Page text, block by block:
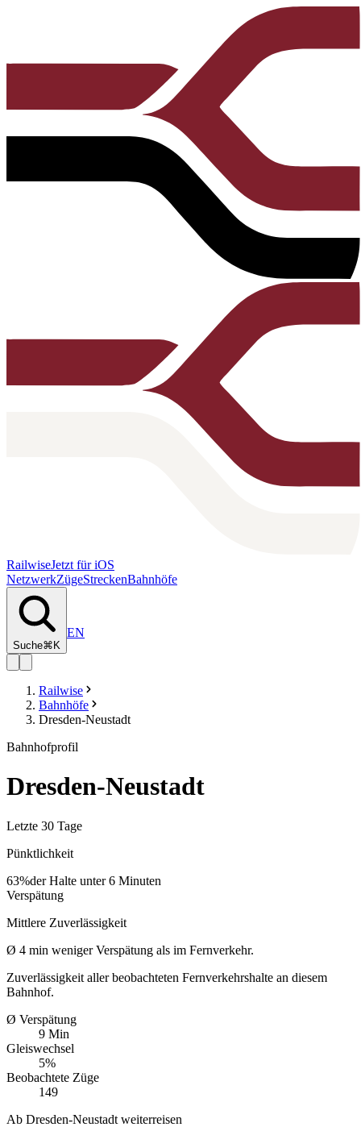
RailwiseJetzt für iOS
NetzwerkZügeStreckenBahnhöfe
Suche⌘K
EN
Railwise
Bahnhöfe
Dresden-Neustadt
Bahnhofprofil
Dresden-Neustadt
Letzte 30 Tage
Pünktlichkeit
63%der Halte unter 6 Minuten
Verspätung
Mittlere Zuverlässigkeit
Ø 4 min weniger Verspätung als im Fernverkehr.
Zuverlässigkeit aller beobachteten Fernverkehrshalte an diesem
Bahnhof.
Ø Verspätung
9 Min
Gleiswechsel
5%
Beobachtete Züge
149
Ab Dresden-Neustadt weiterreisen